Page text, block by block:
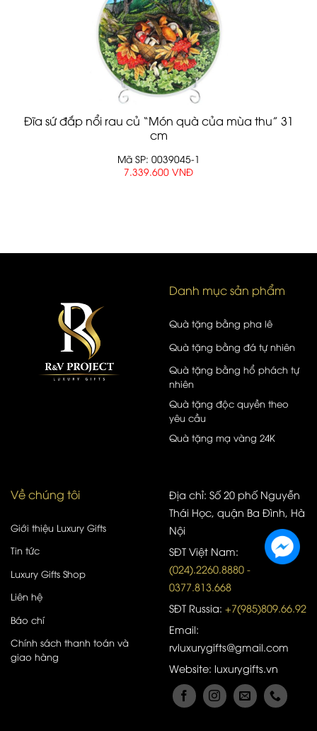
Đĩa sứ đắp nổi rau củ “Món quà của mùa thu” 31
cm
Mã SP: 0039045-1
7.339.600 VNĐ
Danh mục sản phẩm
Quà tặng bằng pha lê
Quà tặng bằng đá tự nhiên
Quà tặng bằng hổ phách tự
nhiên
Quà tặng độc quyền theo
yêu cầu
Quà tặng mạ vàng 24K
Về chúng tôi
Giới thiệu Luxury Gifts
Tin tức
Luxury Gifts Shop
Liên hệ
Báo chí
Chính sách thanh toán và
giao hàng
Địa chỉ: Số 20 phố Nguyễn
Thái Học, quận Ba Đình, Hà
Nội
SĐT Việt Nam:
(024).2260.8880 -
0377.813.668
SĐT Russia: +7(985)809.66.92
Email:
rvluxurygifts@gmail.com
Website: luxurygifts.vn